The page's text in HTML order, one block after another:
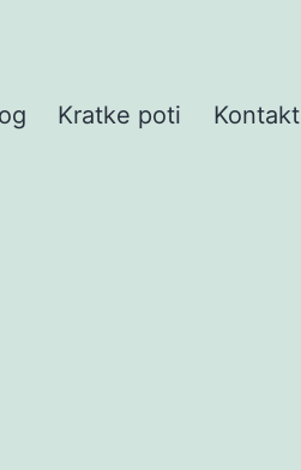
Kratke poti Kontakt